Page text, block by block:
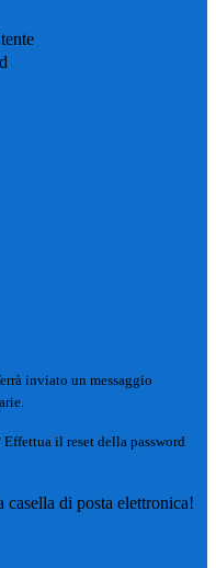
inviato un messaggio
il reset della password
di posta elettronica!